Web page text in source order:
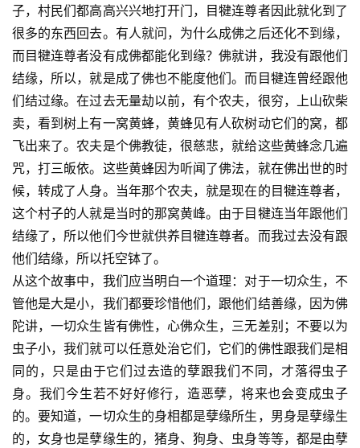
子，村民们都高高兴兴地打开门，目犍连尊者因此就化到了
很多的东西回去。有人就问，为什么成佛之后还化不到缘，
而目犍连尊者没有成佛都能化到缘？佛就讲，我没有跟他们
结缘，所以，就是成了佛也不能度他们。而目犍连曾经跟他
们结过缘。在过去无量劫以前，有个农夫，很穷，上山砍柴
卖，看到树上有一窝黄蜂，黄蜂见有人砍树动它们的窝，都
飞出来了。农夫是个佛教徒，很慈悲，就给这些黄蜂念几遍
咒，打三皈依。这些黄蜂因为听闻了佛法，就在佛出世的时
候，转成了人身。当年那个农夫，就是现在的目犍连尊者，
这个村子的人就是当时的那窝黄峰。由于目犍连当年跟他们
结缘了，所以他们今世就供养目犍连尊者。而我过去没有跟
他们结缘，所以托空钵了。
从这个故事中，我们应当明白一个道理：对于一切众生，不
管他是大是小，我们都要珍惜他们，跟他们结善缘，因为佛
陀讲，一切众生皆有佛性，心佛众生，三无差别；不要以为
虫子小，我们就可以任意处治它们，它们的佛性跟我们是相
同的，只是由于它们过去造的孽跟我们不同，才落得虫子
身。我们今生若不好好修行，造恶孽，将来也会变成虫子
的。要知道，一切众生的身相都是孽缘所生，男身是孽缘生
的，女身也是孽缘生的，猪身、狗身、虫身等等，都是由孽